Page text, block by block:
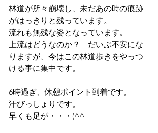
林道が所々崩壊し、未だあの時の痕跡
がはっきりと残っています。
流れも無残な姿となっています。
上流はどうなのか？　だいぶ不安にな
りますが、今はこの林道歩きをやっつ
ける事に集中です。
6時過ぎ、休憩ポイント到着です。
汗びっしょりです。
早くも足が・・・(^^ゞ